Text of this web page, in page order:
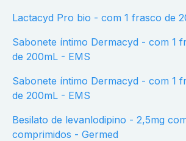
Lactacyd Pro bio - com 1 frasco de
Sabonete íntimo Dermacyd - com 1 frasco Delicata
de 200mL - EMS
Sabonete íntimo Dermacyd - com 1 frasco Neutralize
de 200mL - EMS
Besilato de levanlodipino - 2,5mg com 30
comprimidos - Germed